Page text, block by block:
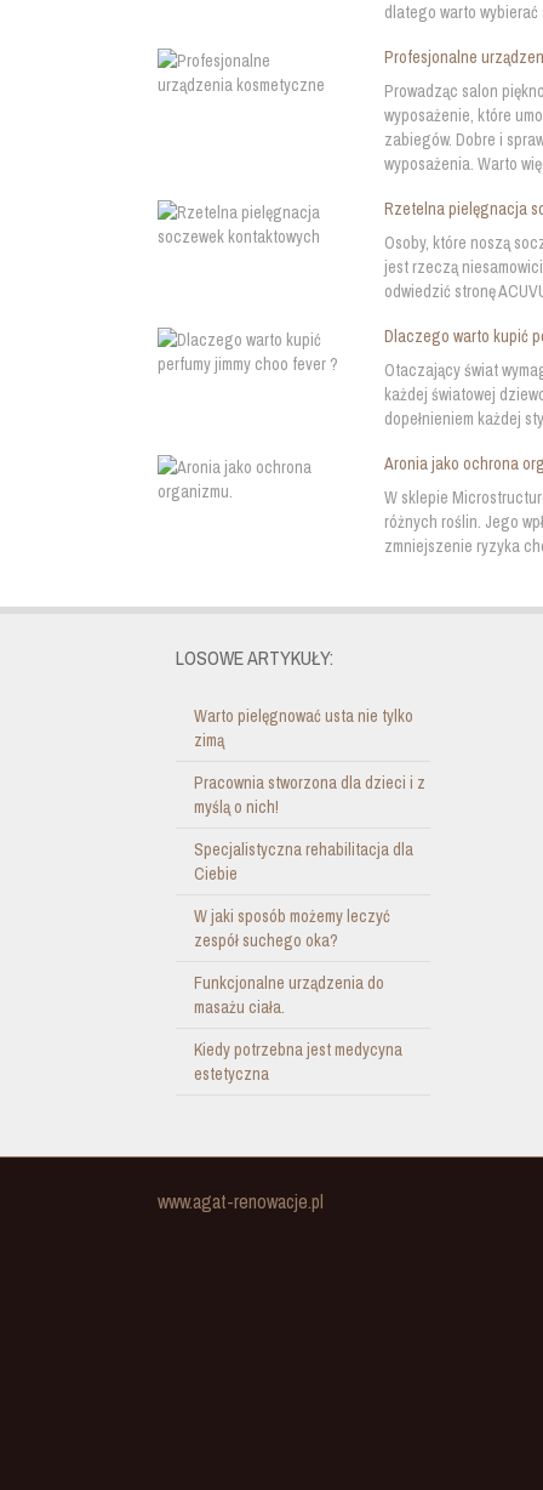
dlatego warto
Profesjonalne
Prowadząc salon
wyposażenie, które
zabiegów. Dobre i
wyposażenia. Warto
Rzetelna pielęgnacja
Osoby, które noszą
jest rzeczą
odwiedzić stronę
Dlaczego warto kupić
Otaczający świat
każdej światowej
dopełnieniem każdej
Aronia jako ochrona
W sklepie
różnych roślin. Jego
zmniejszenie ryzyka
LOSOWE ARTYKUŁY:
Warto pielęgnować usta nie tylko
zimą
Pracownia stworzona dla dzieci i z
myślą o nich!
Specjalistyczna rehabilitacja dla
Ciebie
W jaki sposób możemy leczyć
zespół suchego oka?
Funkcjonalne urządzenia do
masażu ciała.
Kiedy potrzebna jest medycyna
estetyczna
www.agat-renowacje.pl